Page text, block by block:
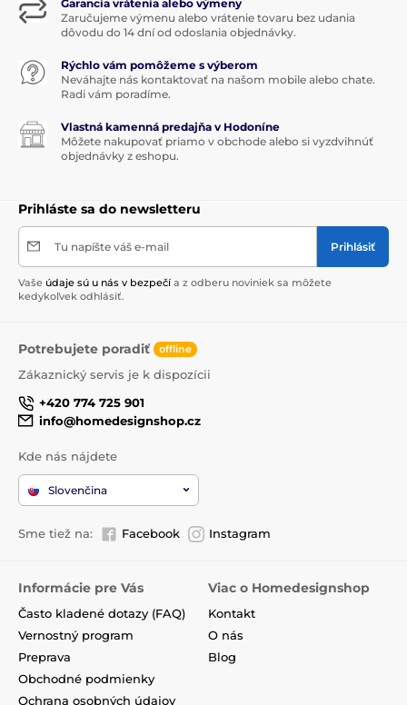
Garancia vrátenia alebo výmeny
Zaručujeme výmenu alebo vrátenie tovaru bez udania
dôvodu do 14 dní od odoslania objednávky.
Rýchlo vám pomôžeme s výberom
Neváhajte nás kontaktovať na našom mobile alebo chate.
Radi vám poradíme.
Vlastná kamenná predajňa v Hodoníne
Môžete nakupovať priamo v obchode alebo si vyzdvihnúť
objednávky z eshopu.
Prihláste sa do newsletteru
Tu napíšte váš e-mail Prihlásiť
Vaše údaje sú u nás v bezpečí a z odberu noviniek sa môžete
kedykoľvek odhlásiť.
Potrebujete poradiť offline
Zákaznický servis je k dispozícii
+420 774 725 901
info@homedesignshop.cz
Kde nás nájdete
Slovenčina
Sme tiež na: Facebook Instagram
Informácie pre Vás
Často kladené dotazy (FAQ)
Vernostný program
Preprava
Obchodné podmienky
Ochrana osobných údajov
Viac o Homedesignshop
Kontakt
O nás
Blog